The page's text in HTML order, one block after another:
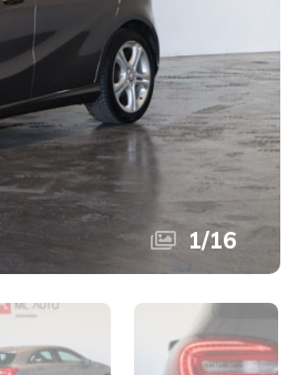
1/16